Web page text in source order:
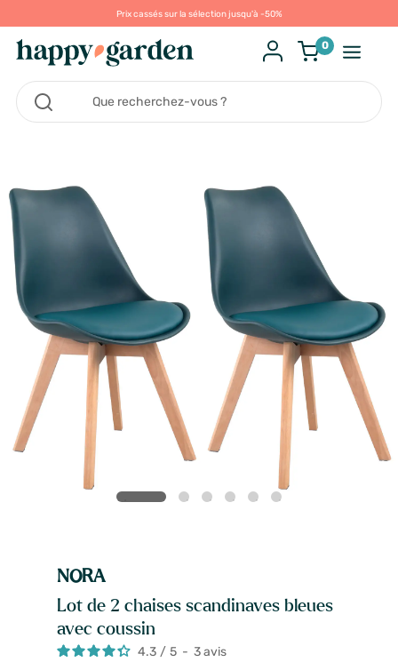
Prix cassés sur la sélection jusqu'à -50%
0
NORA
Lot de 2 chaises scandinaves bleues
avec coussin
4.3 / 5 - 3avis